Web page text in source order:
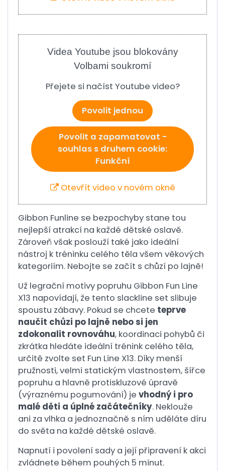
Videa Youtube jsou blokovány
Volbami soukromí
Přejete si načíst Youtube video?
Povolit jednou
Povolit a zapamatovat -
souhlas s druhem cookie:
Funkční
Otevřít video v novém okně
Gibbon Funline se bezpochyby stane tou
nejlepší atrakcí na každé dětské oslavě.
Zároveň však poslouží také jako ideální
nástroj k tréninku celého těla všem věkových
kategoriím. Nebojte se začít s chůzí po lajně!
Už legrační motivy popruhu Gibbon Fun Line
X13 napovídají, že tento slackline set slibuje
spoustu zábavy. Pokud se chcete teprve
naučit chůzi po lajně nebo si jen
zdokonalit rovnováhu, koordinaci pohybů či
zkrátka hledáte ideální trénink celého těla,
určitě zvolte set Fun Line X13. Díky menší
pružnosti, velmi statickým vlastnostem, šířce
popruhu a hlavně protiskluzové úpravě
(výraznému pogumování) je vhodný i pro
malé děti a úplné začátečníky. Neklouže
ani za vlhka a jednoznačně s ním uděláte díru
do světa na každé dětské oslavě.
Napnutí i povolení sady a její připravení k akci
zvládnete během pouhých 5 minut.